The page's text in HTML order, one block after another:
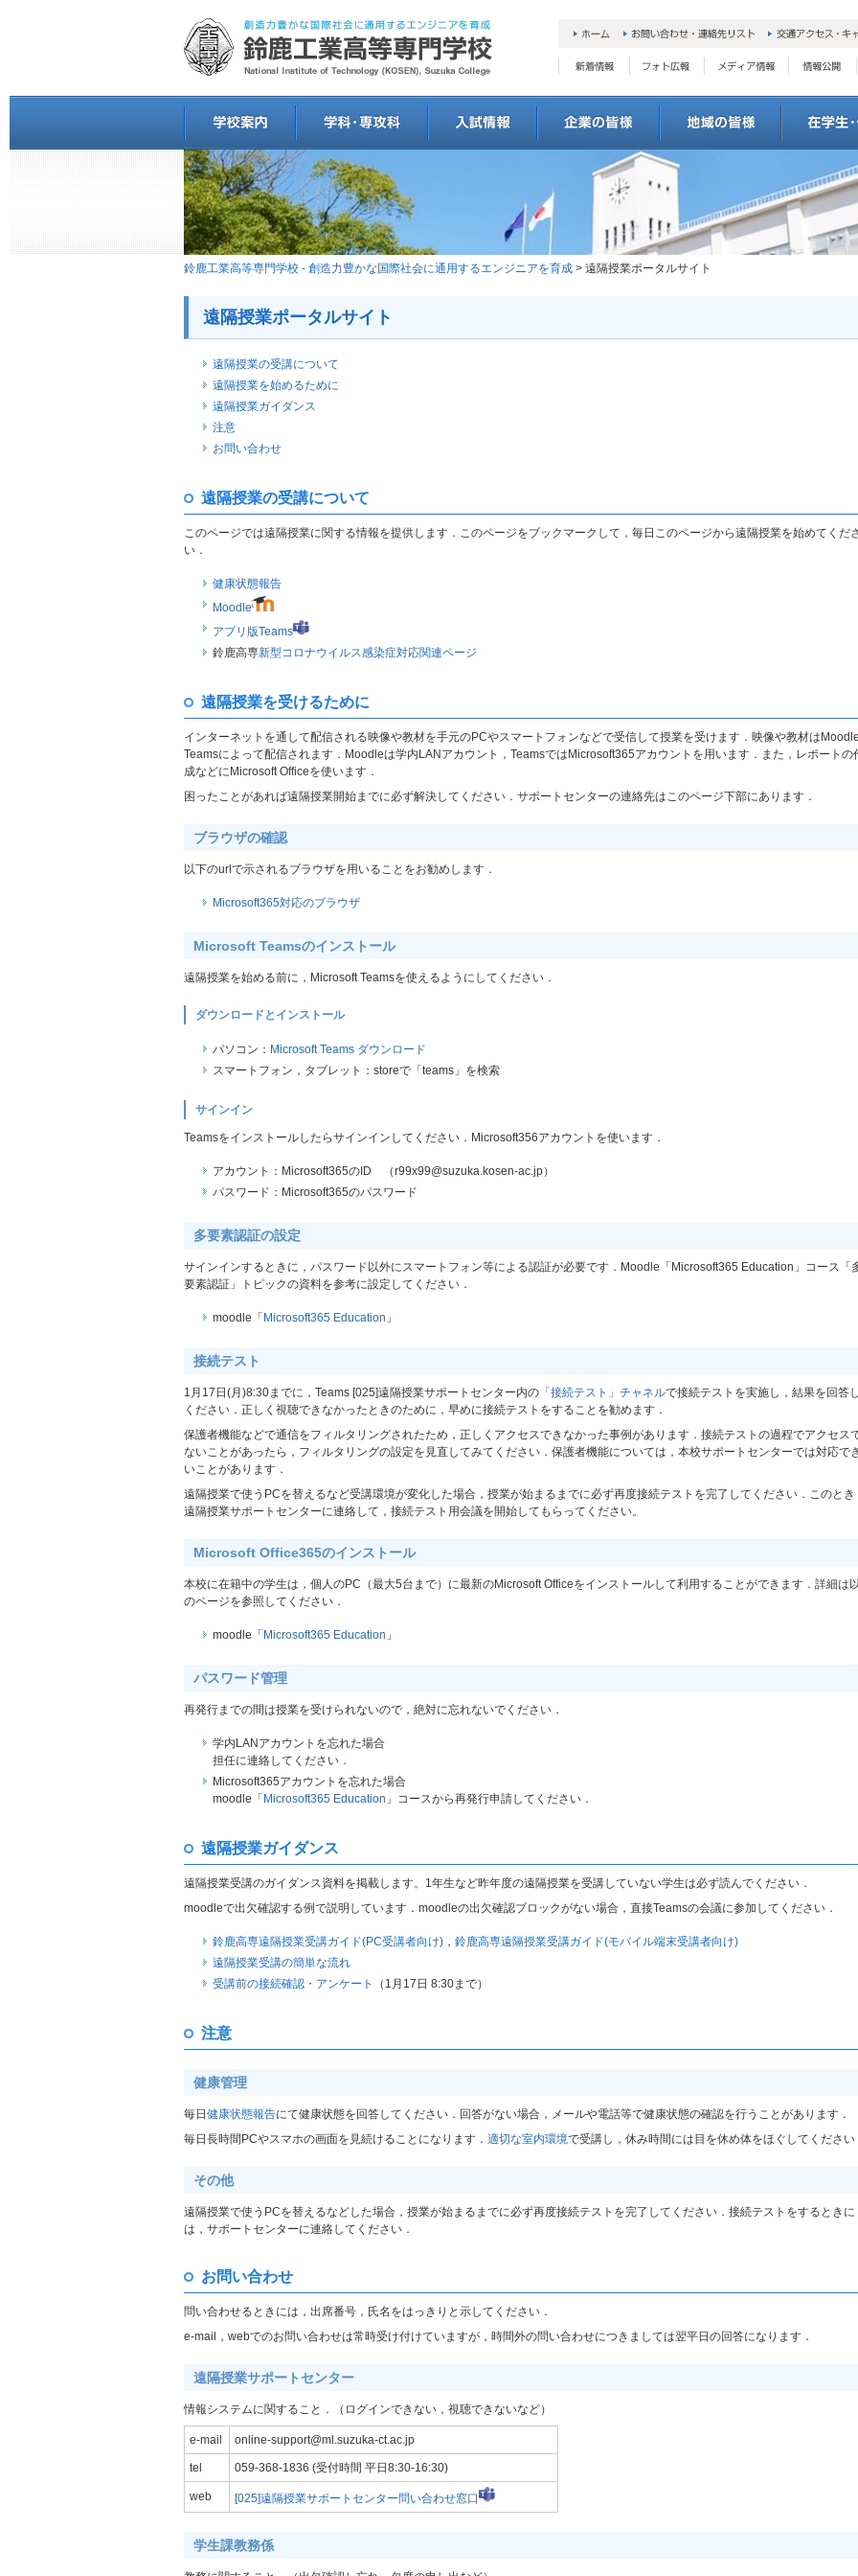
鈴鹿工業高等専門学校 - 創造力豊かな国際社会に通用するエンジニアを育成 > 遠隔授業ポータルサイト
遠隔授業ポータルサイト
遠隔授業の受講について
遠隔授業を始めるために
遠隔授業ガイダンス
注意
お問い合わせ
遠隔授業の受講について
このページでは遠隔授業に関する情報を提供します．このページをブックマークして，毎日このページから遠隔授業を始めてくだ
い．
健康状態報告
Moodle
アプリ版Teams
鈴鹿高専新型コロナウイルス感染症対応関連ページ
遠隔授業を受けるために
インターネットを通して配信される映像や教材を手元のPCやスマートフォンなどで受信して授業を受けます．映像や教材は
Teamsによって配信されます．Moodleは学内LANアカウント，TeamsではMicrosoft365アカウントを用います．また，レポートの
成などにMicrosoft Officeを使います．
困ったことがあれば遠隔授業開始までに必ず解決してください．サポートセンターの連絡先はこのページ下部にあります．
ブラウザの確認
以下のurlで示されるブラウザを用いることをお勧めします．
Microsoft365対応のブラウザ
Microsoft Teamsのインストール
遠隔授業を始める前に，Microsoft Teamsを使えるようにしてください．
ダウンロードとインストール
パソコン： Microsoft Teams ダウンロード
スマートフォン，タブレット：storeで「teams」を検索
サインイン
Teamsをインストールしたらサインインしてください．Microsoft356アカウントを使います．
アカウント：Microsoft365のID （r99x99@suzuka.kosen-ac.jp）
パスワード：Microsoft365のパスワード
多要素認証の設定
サインインするときに，パスワード以外にスマートフォン等による認証が必要です．Moodle「Microsoft365 Education」コース「
要素認証」トピックの資料を参考に設定してください．
moodle「 Microsoft365 Education 」
接続テスト
1月17日(月)8:30までに，Teams [025]遠隔授業サポートセンター内の 「接続テスト」チャネルで接続テストを実施し，結果を回答
ください．正しく視聴できなかったときのために，早めに接続テストをすることを勧めます．
保護者機能などで通信をフィルタリングされたため，正しくアクセスできなかった事例があります．接続テストの過程でアクセス
ないことがあったら，フィルタリングの設定を見直してみてください．保護者機能については，本校サポートセンターでは対応で
いことがあります．
遠隔授業で使うPCを替えるなど受講環境が変化した場合，授業が始まるまでに必ず再度接続テストを完了してください．このとき
遠隔授業サポートセンターに連絡して，接続テスト用会議を開始してもらってください。
Microsoft Office365のインストール
本校に在籍中の学生は，個人のPC（最大5台まで）に最新のMicrosoft Officeをインストールして利用することができます．詳細は
のページを参照してください．
moodle「 Microsoft365 Education 」
パスワード管理
再発行までの間は授業を受けられないので，絶対に忘れないでください．
学内LANアカウントを忘れた場合
担任に連絡してください．
Microsoft365アカウントを忘れた場合
moodle「 Microsoft365 Education 」コースから再発行申請してください．
遠隔授業ガイダンス
遠隔授業受講のガイダンス資料を掲載します。1年生など昨年度の遠隔授業を受講していない学生は必ず読んでください．
moodleで出欠確認する例で説明しています．moodleの出欠確認ブロックがない場合，直接Teamsの会議に参加してください．
鈴鹿高専遠隔授業受講ガイド(PC受講者向け) ， 鈴鹿高専遠隔授業受講ガイド(モバイル端末受講者向け)
遠隔授業受講の簡単な流れ
受講前の接続確認・アンケート
（1月17日 8:30まで）
注意
健康管理
毎日 健康状態報告にて健康状態を回答してください．回答がない場合，メールや電話等で健康状態の確認を行うことがあります．
毎日長時間PCやスマホの画面を見続けることになります． 適切な室内環境で受講し，休み時間には目を休め体をほぐしてください
その他
遠隔授業で使うPCを替えるなどした場合，授業が始まるまでに必ず再度接続テストを完了してください．接続テストをするときに
は，サポートセンターに連絡してください．
お問い合わせ
問い合わせるときには，出席番号，氏名をはっきりと示してください．
e-mail，webでのお問い合わせは常時受け付けていますが，時間外の問い合わせにつきましては翌平日の回答になります．
遠隔授業サポートセンター
情報システムに関すること．（ログインできない，視聴できないなど）
e-mail online-support@ml.suzuka-ct.ac.jp
tel 059-368-1836 (受付時間 平日8:30-16:30)
web [025]遠隔授業サポートセンター問い合わせ窓口
学生課教務係